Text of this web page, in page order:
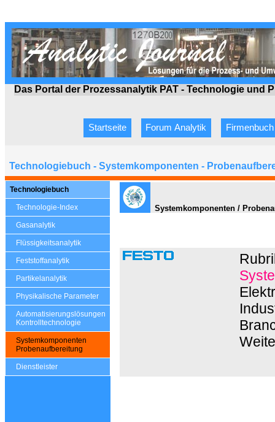
Das Portal der Prozessanalytik PAT - Technologie und
Startseite Forum Analytik Firmenbuch
Technologiebuch - Systemkomponenten -
Technologiebuch
Technologie-Index
Gasanalytik
Flüssigkeitsanalytik
Feststoffanalytik
Partikelanalytik
Physikalische Parameter
Automatisierungslösungen
Kontrolltechnologie
Systemkomponenten
Probenaufbereitung
Dienstleister
Systemkomponenten /